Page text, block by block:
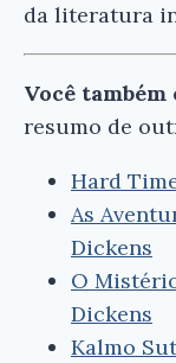
da literatura
Você
resumo de
Hard
As
Dickens
O
Dickens
Kalmo